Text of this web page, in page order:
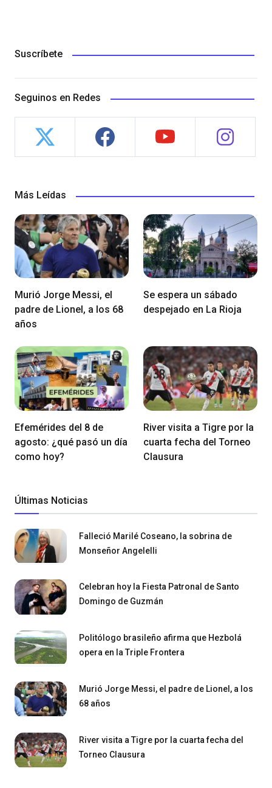
Suscríbete
Seguinos en Redes
Más Leídas
Murió Jorge Messi, el
padre de Lionel, a los 68
años
Se espera un sábado
despejado en La Rioja
Efemérides del 8 de
agosto: ¿qué pasó un día
como hoy?
River visita a Tigre por la
cuarta fecha del Torneo
Clausura
Últimas Noticias
Falleció Marilé Coseano, la sobrina de
Monseñor Angelelli
Celebran hoy la Fiesta Patronal de Santo
Domingo de Guzmán
Politólogo brasileño afirma que Hezbolá
opera en la Triple Frontera
Murió Jorge Messi, el padre de Lionel, a los
68 años
River visita a Tigre por la cuarta fecha del
Torneo Clausura